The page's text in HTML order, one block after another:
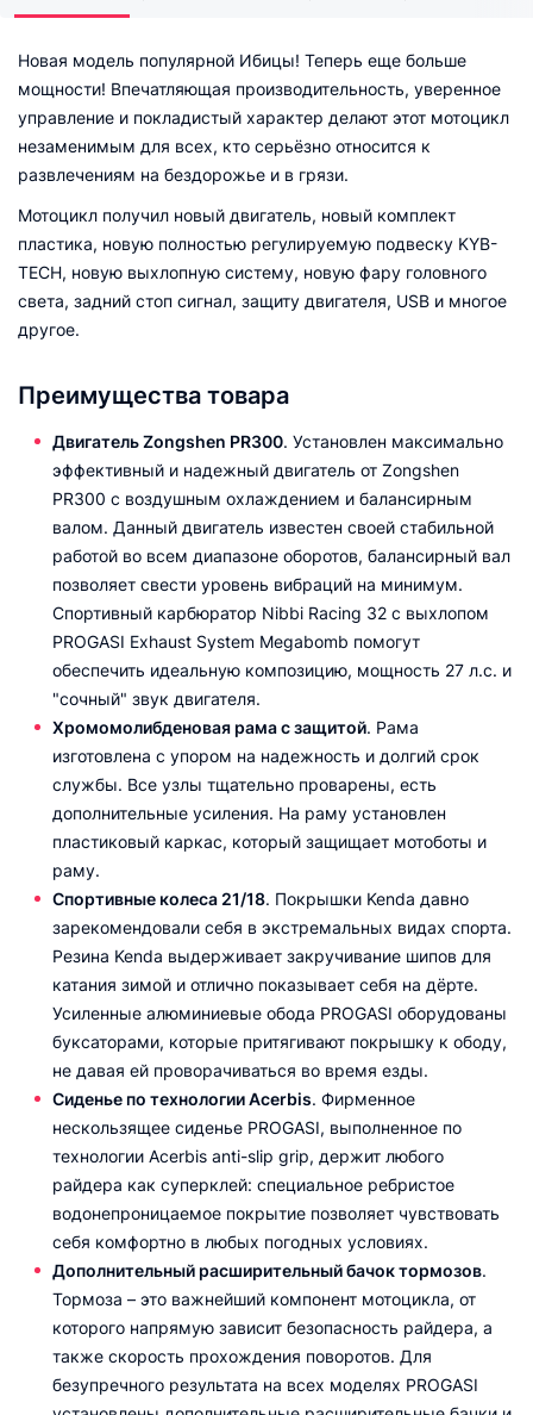
Новая модель популярной Ибицы! Теперь еще больше
мощности! Впечатляющая производительность, уверенное
управление и покладистый характер делают этот мотоцикл
незаменимым для всех, кто серьёзно относится к
развлечениям на бездорожье и в грязи.
Мотоцикл получил новый двигатель, новый комплект
пластика, новую полностью регулируемую подвеску KYB-
TECH, новую выхлопную систему, новую фару головного
света, задний стоп сигнал, защиту двигателя, USB и многое
другое.
Преимущества товара
Двигатель Zongshen PR300. Установлен максимально
эффективный и надежный двигатель от Zongshen
PR300 с воздушным охлаждением и балансирным
валом. Данный двигатель известен своей стабильной
работой во всем диапазоне оборотов, балансирный вал
позволяет свести уровень вибраций на минимум.
Спортивный карбюратор Nibbi Racing 32 с выхлопом
PROGASI Exhaust System Megabomb помогут
обеспечить идеальную композицию, мощность 27 л.с. и
"сочный" звук двигателя.
Хромомолибденовая рама с защитой. Рама
изготовлена с упором на надежность и долгий срок
службы. Все узлы тщательно проварены, есть
дополнительные усиления. На раму установлен
пластиковый каркас, который защищает мотоботы и
раму.
Спортивные колеса 21/18. Покрышки Kenda давно
зарекомендовали себя в экстремальных видах спорта.
Резина Kenda выдерживает закручивание шипов для
катания зимой и отлично показывает себя на дёрте.
Усиленные алюминиевые обода PROGASI оборудованы
буксаторами, которые притягивают покрышку к ободу,
не давая ей проворачиваться во время езды.
Сиденье по технологии Acerbis. Фирменное
нескользящее сиденье PROGASI, выполненное по
технологии Acerbis anti-slip grip, держит любого
райдера как суперклей: специальное ребристое
водонепроницаемое покрытие позволяет чувствовать
себя комфортно в любых погодных условиях.
Дополнительный расширительный бачок тормозов.
Тормоза – это важнейший компонент мотоцикла, от
которого напрямую зависит безопасность райдера, а
также скорость прохождения поворотов. Для
безупречного результата на всех моделях PROGASI